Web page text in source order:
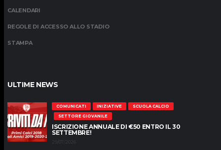
CALENDARI
REGOLE DI ACCESSO ALLO STADIO
STAMPA
ULTIME NEWS
COMUNICATI INIZIATIVE
SCUOLA CALCIO
SETTORE GIOVANILE
ISCRIZIONE ANNUALE DI €50 ENTRO IL 30
SETTEMBRE!
29/07/2026